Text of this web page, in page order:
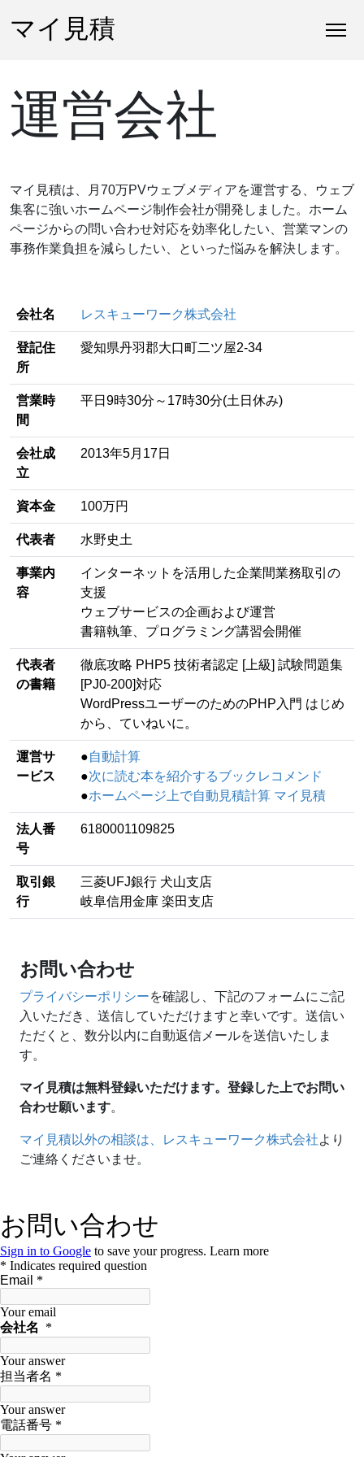
マイ見積
運営会社
マイ見積は、月70万PVウェブメディアを運営する、ウェブ
集客に強いホームページ制作会社が開発しました。ホーム
ページからの問い合わせ対応を効率化したい、営業マンの
事務作業負担を減らしたい、といった悩みを解決します。
会社名 レスキューワーク株式会社
登記住
所
愛知県丹羽郡大口町二ツ屋2-34
営業時
間
平日9時30分～17時30分(土日休み)
会社成
立
2013年5月17日
資本金 100万円
代表者 水野史土
事業内
容
インターネットを活用した企業間業務取引の
支援
ウェブサービスの企画および運営
書籍執筆、プログラミング講習会開催
代表者
の書籍
徹底攻略 PHP5 技術者認定 [上級] 試験問題集
[PJ0-200]対応
WordPressユーザーのためのPHP入門 はじめ
から、ていねいに。
運営サ
ービス
●自動計算
●次に読む本を紹介するブックレコメンド
●ホームページ上で自動見積計算 マイ見積
法人番
号
6180001109825
取引銀
行
三菱UFJ銀行 犬山支店
岐阜信用金庫 楽田支店
お問い合わせ
プライバシーポリシーを確認し、下記のフォームにご記
入いただき、送信していただけますと幸いです。送信い
ただくと、数分以内に自動返信メールを送信いたしま
す。
マイ見積は無料登録いただけます。登録した上でお問い
合わせ願います。
マイ見積以外の相談は、レスキューワーク株式会社より
ご連絡くださいませ。